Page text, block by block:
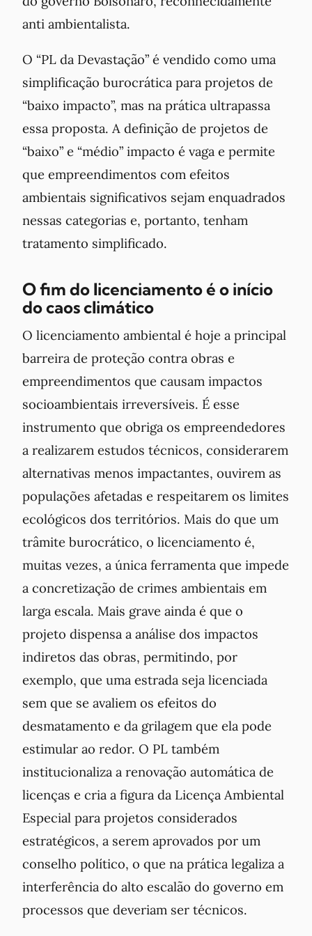
anti ambientalista.
O “PL da Devastação” é vendido como uma
simplificação burocrática para projetos de
“baixo impacto”, mas na prática ultrapassa
essa proposta. A definição de projetos de
“baixo” e “médio” impacto é vaga e permite
que empreendimentos com efeitos
ambientais significativos sejam enquadrados
nessas categorias e, portanto, tenham
tratamento simplificado.
O fim do licenciamento é o início
do caos climático
O licenciamento ambiental é hoje a principal
barreira de proteção contra obras e
empreendimentos que causam impactos
socioambientais irreversíveis. É esse
instrumento que obriga os empreendedores
a realizarem estudos técnicos, considerarem
alternativas menos impactantes, ouvirem as
populações afetadas e respeitarem os limites
ecológicos dos territórios. Mais do que um
trâmite burocrático, o licenciamento é,
muitas vezes, a única ferramenta que impede
a concretização de crimes ambientais em
larga escala. Mais grave ainda é que o
projeto dispensa a análise dos impactos
indiretos das obras, permitindo, por
exemplo, que uma estrada seja licenciada
sem que se avaliem os efeitos do
desmatamento e da grilagem que ela pode
estimular ao redor. O PL também
institucionaliza a renovação automática de
licenças e cria a figura da Licença Ambiental
Especial para projetos considerados
estratégicos, a serem aprovados por um
conselho político, o que na prática legaliza a
interferência do alto escalão do governo em
processos que deveriam ser técnicos.